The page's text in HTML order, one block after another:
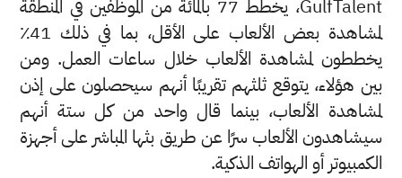
GulfTalent، يخطط 77 بالمائة من الموظفين في المنطقة
لمشاهدة بعض الألعاب على الأقل، بما في ذلك 41٪
يخططون لمشاهدة الألعاب خلال ساعات العمل. ومن
بين هؤلاء، يتوقع ثلثهم تقريبًا أنهم سيحصلون على إذن
لمشاهدة الألعاب، بينما قال واحد من كل ستة أنهم
سيشاهدون الألعاب سرًا عن طريق بثها المباشر على أجهزة
الكمبيوتر أو الهواتف الذكية.